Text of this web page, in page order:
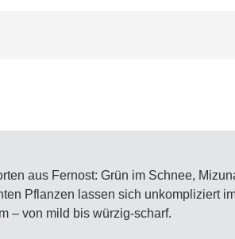
aus Fernost: Grün im Schnee,
Pflanzen lassen sich unkompliziert
– von mild bis würzig-scharf.